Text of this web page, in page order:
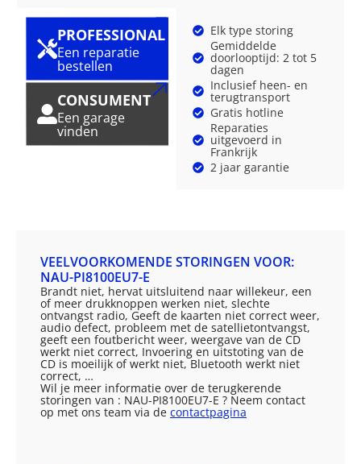
PROFESSIONAL
Een reparatie
bestellen
CONSUMENT
Een garage
vinden
Elk type storing
Gemiddelde
doorlooptijd: 2 tot 5
dagen
Inclusief heen- en
terugtransport
Gratis hotline
Reparaties
uitgevoerd in
Frankrijk
2 jaar garantie
VEELVOORKOMENDE STORINGEN VOOR:
NAU-PI8100EU7-E
Brandt niet, hervat uitsluitend naar willekeur, een
of meer drukknoppen werken niet, slechte
ontvangst radio, Geeft de kaarten niet correct weer,
audio defect, probleem met de satellietontvangst,
geeft een foutbericht weer, weergave van de CD
werkt niet correct, Invoering en uitstoting van de
CD is moeilijk of werkt niet, Bluetooth werkt niet
correct, …
Wil je meer informatie over de terugkerende
storingen van : NAU-PI8100EU7-E ? Neem contact
op met ons team via de contactpagina